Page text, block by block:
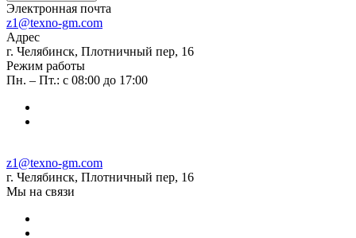
Электронная почта
z1@texno-gm.com
Адрес
г. Челябинск, Плотничный пер, 16
Режим работы
Пн. – Пт.: с 08:00 до 17:00
z1@texno-gm.com
г. Челябинск, Плотничный пер, 16
Мы на связи